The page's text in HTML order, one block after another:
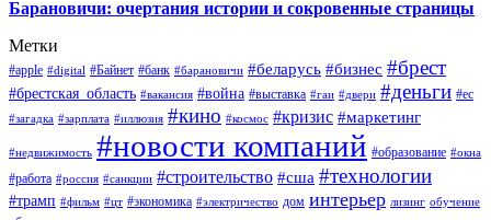
Барановичи: очертания истории и сокровенные страницы
Метки
#apple #digital #Байнет #банк #барановичи #беларусь #бизнес #брест
#брестская_область #вакансия #война #выставка #гаи #двери #деньги #ес
#загадка #зарплата #иллюзия #кино #космос #кризис #маркетинг
#недвижимость #новости компаний #образование #окна
#работа #россия #санкции #строительство #сша #технологии
#трамп #фильм #цт #экономика #электричество дом интерьер лизинг обучение